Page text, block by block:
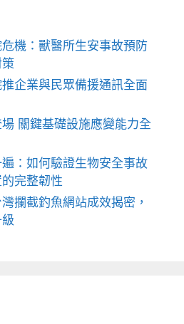
機：獸醫所生安事故預防
企業與民眾備援通訊全面
關鍵基礎設施應變能力全
：如何驗證生物安全事故
完整韌性
攔截釣魚網站成效揭密，